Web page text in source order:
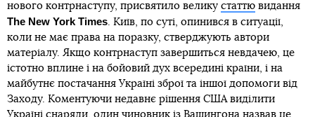
нового контрнаступу, присвятило велику статтю видання
The New York Times. Київ, по суті, опинився в ситуації,
коли не має права на поразку, стверджують автори
матеріалу. Якщо контрнаступ завершиться невдачею, це
істотно вплине і на бойовий дух всередині країни, і на
майбутнє постачання Україні зброї та іншої допомоги від
Заходу. Коментуючи недавнє рішення США виділити
Україні снаряди, один чиновник із Вашингона назвав це